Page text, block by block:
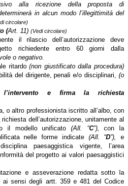
alla ricezione della proposta di
in alcun modo l’illegittimità del
circolare)
(Art. 11) (Vedi circolare)
il rilascio dell’autorizzazione deve
richiedente entro 60 giorni dalla
o negativo.
ritardo(non giustificato dalla procedura)
del dirigente, penali e/o disciplinari, (o
l’intervento e firma la richiesta
o altro professionista iscritto all’albo, con
dell’autorizzazione, unitamente al
il modello unificato(All. “C”),con la
nelle forme indicate (All. “D”),
e
paesaggistica vigente, l’area
del progetto ai valori paesaggistici
e asseverazione redatta sotto la
ai sensi degli artt. 359 e 481 del Codice